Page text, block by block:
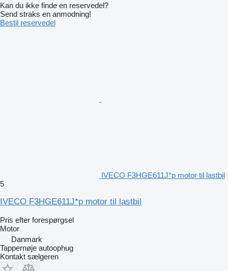
Kan du ikke finde en reservedel?
Send straks en anmodning!
Bestil reservedel
IVECO F3HGE611J*p motor til lastbil
5
IVECO F3HGE611J*p motor til lastbil
Pris efter forespørgsel
Motor
Danmark
Tappernøje autoophug
Kontakt sælgeren